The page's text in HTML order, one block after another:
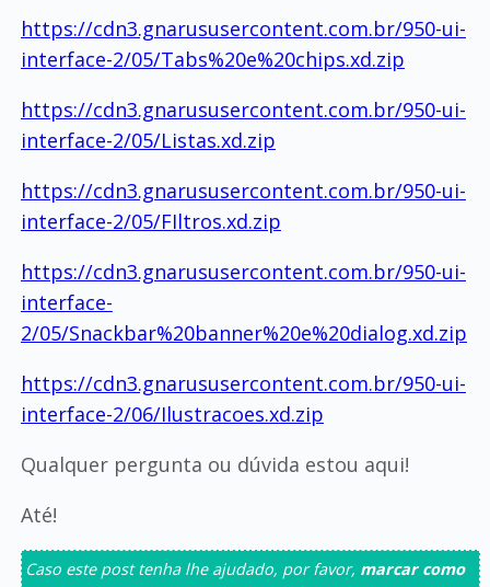
https://cdn3.gnarususercontent.com.br/950-ui-
interface-2/05/Tabs%20e%20chips.xd.zip
https://cdn3.gnarususercontent.com.br/950-ui-
interface-2/05/Listas.xd.zip
https://cdn3.gnarususercontent.com.br/950-ui-
interface-2/05/FIltros.xd.zip
https://cdn3.gnarususercontent.com.br/950-ui-
interface-
2/05/Snackbar%20banner%20e%20dialog.xd.zip
https://cdn3.gnarususercontent.com.br/950-ui-
interface-2/06/Ilustracoes.xd.zip
Qualquer pergunta ou dúvida estou aqui!
Até!
Caso este post tenha lhe ajudado, por favor, marcar como